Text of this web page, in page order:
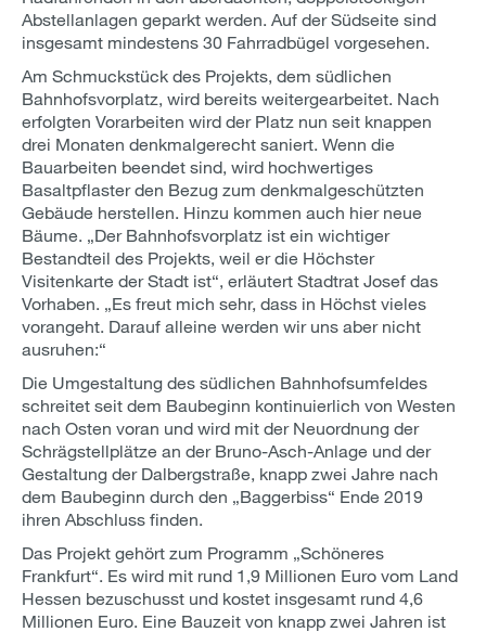
Abstellanlagen geparkt werden. Auf der Südseite sind
insgesamt mindestens 30 Fahrradbügel vorgesehen.
Am Schmuckstück des Projekts, dem südlichen
Bahnhofsvorplatz, wird bereits weitergearbeitet. Nach
erfolgten Vorarbeiten wird der Platz nun seit knappen
drei Monaten denkmalgerecht saniert. Wenn die
Bauarbeiten beendet sind, wird hochwertiges
Basaltpflaster den Bezug zum denkmalgeschützten
Gebäude herstellen. Hinzu kommen auch hier neue
Bäume. „Der Bahnhofsvorplatz ist ein wichtiger
Bestandteil des Projekts, weil er die Höchster
Visitenkarte der Stadt ist“, erläutert Stadtrat Josef das
Vorhaben. „Es freut mich sehr, dass in Höchst vieles
vorangeht. Darauf alleine werden wir uns aber nicht
ausruhen:“
Die Umgestaltung des südlichen Bahnhofsumfeldes
schreitet seit dem Baubeginn kontinuierlich von Westen
nach Osten voran und wird mit der Neuordnung der
Schrägstellplätze an der Bruno-Asch-Anlage und der
Gestaltung der Dalbergstraße, knapp zwei Jahre nach
dem Baubeginn durch den „Baggerbiss“ Ende 2019
ihren Abschluss finden.
Das Projekt gehört zum Programm „Schöneres
Frankfurt“. Es wird mit rund 1,9 Millionen Euro vom Land
Hessen bezuschusst und kostet insgesamt rund 4,6
Millionen Euro. Eine Bauzeit von knapp zwei Jahren ist